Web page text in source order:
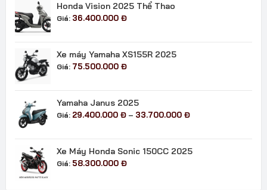
Honda Vision 2025 Thể Thao
Giá: 36.400.000 Đ
Xe máy Yamaha XS155R 2025
Giá: 75.500.000 Đ
Yamaha Janus 2025
Giá: 29.400.000 Đ – 33.700.000 ĐKhoảng
29.400.000 đ
đến
Xe Máy Honda Sonic 150CC 2025
Giá: 58.300.000 Đ